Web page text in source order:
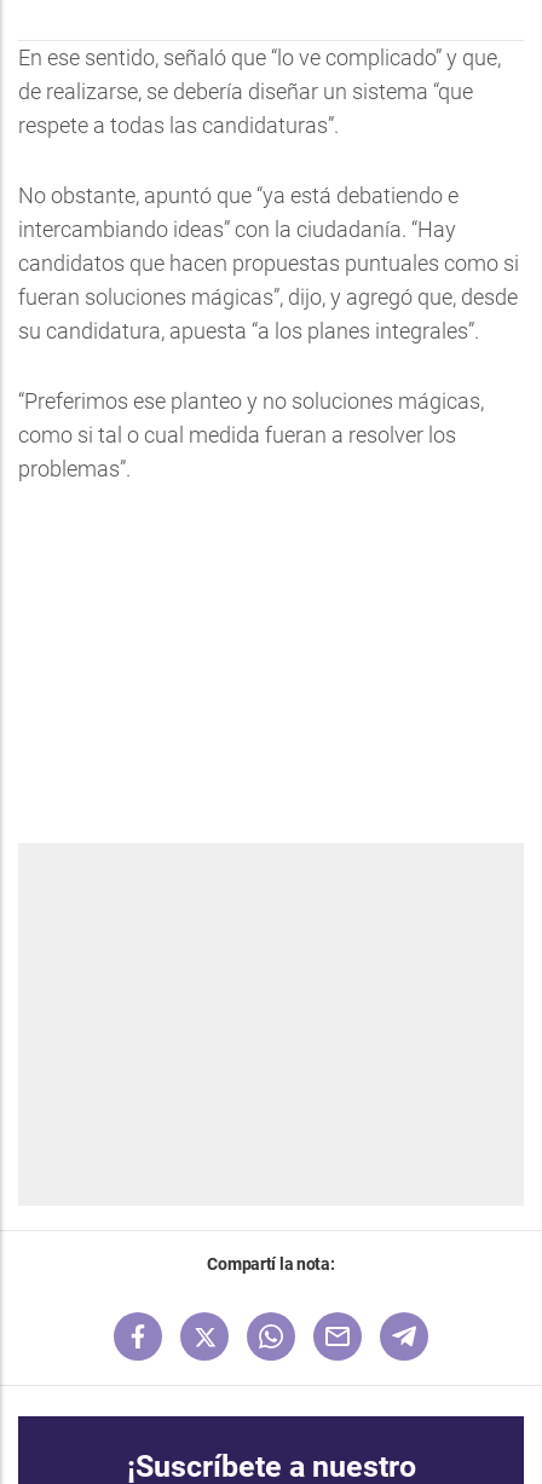
En ese sentido, señaló que “lo ve complicado” y que,
de realizarse, se debería diseñar un sistema “que
respete a todas las candidaturas”.
No obstante, apuntó que “ya está debatiendo e
intercambiando ideas” con la ciudadanía. “Hay
candidatos que hacen propuestas puntuales como si
fueran soluciones mágicas”, dijo, y agregó que, desde
su candidatura, apuesta “a los planes integrales”.
“Preferimos ese planteo y no soluciones mágicas,
como si tal o cual medida fueran a resolver los
problemas”.
Compartí la nota:
¡Suscríbete a nuestro